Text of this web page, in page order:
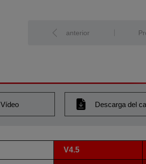
anterior
Vídeo Descarga del
V4.5